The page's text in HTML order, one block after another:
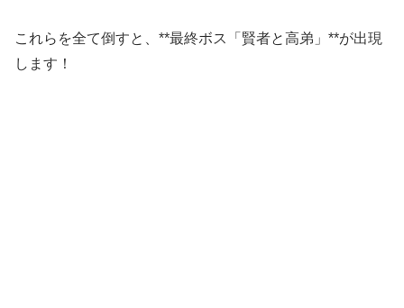
これらを全て倒すと、**最終ボス「賢者と高弟」**が出現
します！